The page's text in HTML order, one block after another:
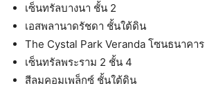
เซ็นทรัลบางนา ชั้น 2
เอสพลานาดรัชดา ชั้นใต้ดิน
The Cystal Park Veranda โซนธนาคาร
เซ็นทรัลพระราม 2 ชั้น 4
สีลมคอมเพล็กซ์ ชั้นใต้ดิน